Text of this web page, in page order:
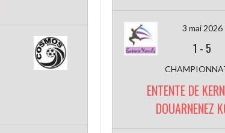
3 mai 2026
1 - 5
ENTENTE DE
DOUARNENEZ